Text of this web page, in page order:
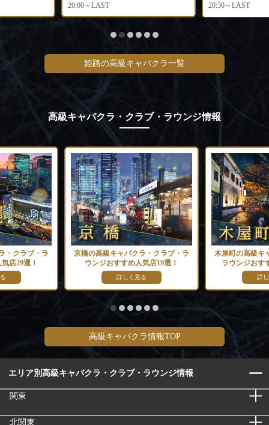
20:00～LAST
20:30～LAST
姫路の高級キャバクラ一覧
高級キャバクラ・クラブ・ラウンジ情報
・クラブ・ラ
店29選！
京橋の高級キャバクラ・クラブ・ラ
ウンジおすすめ人気店19選！
詳しく見る
木屋町の高級キ
ラウンジおす
詳
高級キャバクラ情報TOP
エリア別高級キャバクラ・クラブ・ラウンジ情報
関東
北関東